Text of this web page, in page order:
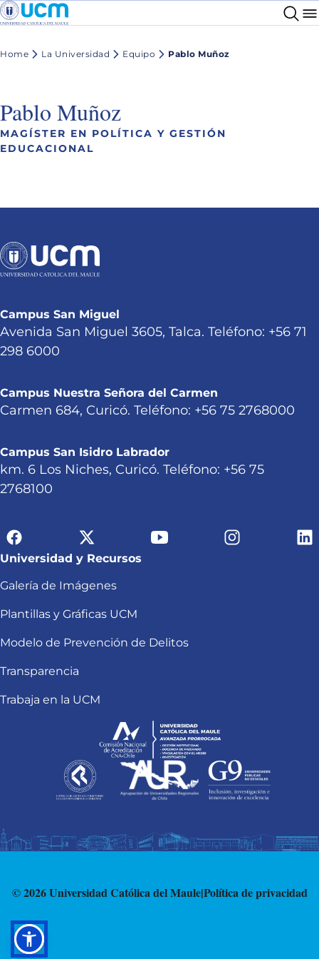
Home La Universidad Equipo Pablo Muñoz
Pablo Muñoz
MAGÍSTER EN POLÍTICA Y GESTIÓN
EDUCACIONAL
Campus San Miguel
Avenida San Miguel 3605, Talca. Teléfono: +56 71
298 6000
Campus Nuestra Señora del Carmen
Carmen 684, Curicó. Teléfono: +56 75 2768000
Campus San Isidro Labrador
km. 6 Los Niches, Curicó. Teléfono: +56 75
2768100
Universidad y Recursos
Galería de Imágenes
Plantillas y Gráficas UCM
Modelo de Prevención de Delitos
Transparencia
Trabaja en la UCM
© 2026 Universidad Católica del Maule|Política de privacidad